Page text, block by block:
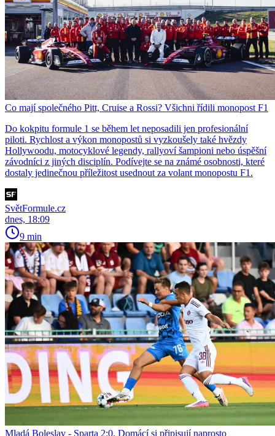
Co mají společného Pitt, Cruise a Rossi? Všichni řídili monopost F1
Do kokpitu formule 1 se během let neposadili jen profesionální
piloti. Rychlost a výkon monopostů si vyzkoušely také hvězdy
Hollywoodu, motocyklové legendy, rallyoví šampioni nebo úspěšní
závodníci z jiných disciplín. Podívejte se na známé osobnosti, které
dostaly jedinečnou příležitost usednout za volant monopostu F1.
SvětFormule.cz
dnes, 18:09
9 min
Mladá Boleslav - Sparta 2:0. Domácí si připisují naprosto